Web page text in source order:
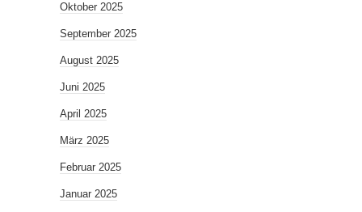
Oktober 2025
September 2025
August 2025
Juni 2025
April 2025
März 2025
Februar 2025
Januar 2025